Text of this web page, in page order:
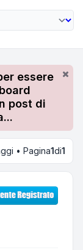
essere
post di
• Pagina1di1